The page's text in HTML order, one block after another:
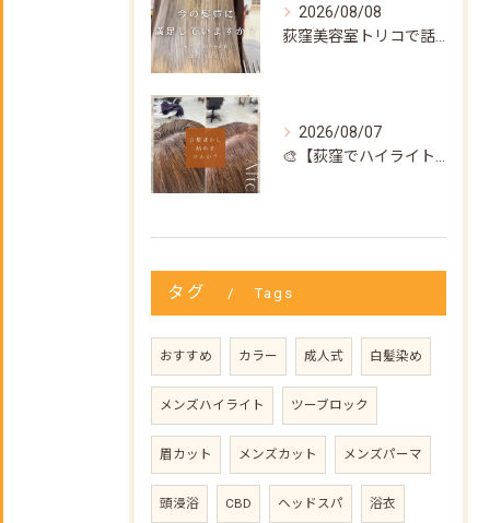
2026/08/08
2026/08/07
タグ Tags
おすすめ カラー 成人式 白髪染め
メンズハイライト ツーブロック
眉カット メンズカット メンズパーマ
頭浸浴 CBD ヘッドスパ 浴衣